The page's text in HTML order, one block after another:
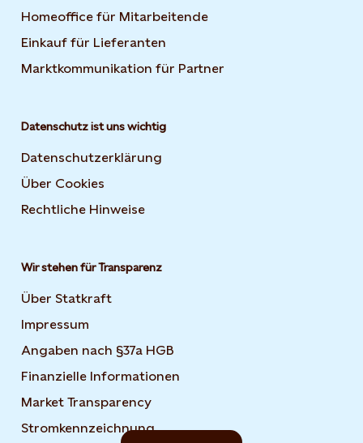
Homeoffice für Mitarbeitende
Einkauf für Lieferanten
Marktkommunikation für Partner
Datenschutz ist uns wichtig
Datenschutzerklärung
Über Cookies
Rechtliche Hinweise
Wir stehen für Transparenz
Über Statkraft
Impressum
Angaben nach §37a HGB
Finanzielle Informationen
Market Transparency
Stromkennzeichnung